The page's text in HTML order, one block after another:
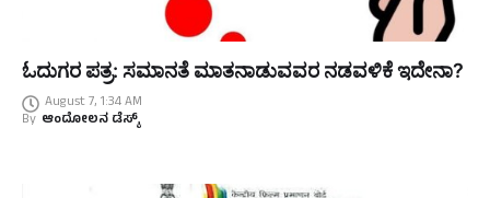
ಓದುಗರ ಪತ್ರ: ಸಮಾನತೆ ಮಾತನಾಡುವವರ ನಡವಳಿಕೆ ಇದೇನಾ?
August 7, 1:34 AM
By ಆಂದೋಲನ ಡೆಸ್ಕ್